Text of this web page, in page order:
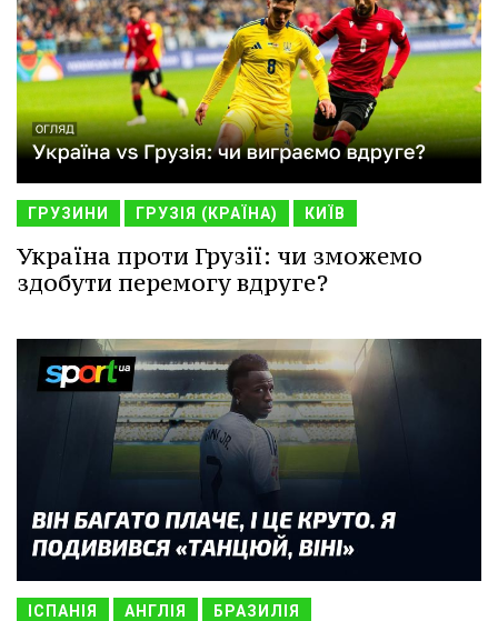
ГРУЗИНИ ГРУЗІЯ (КРАЇНА) КИЇВ
Україна проти Грузії: чи зможемо
здобути перемогу вдруге?
ІСПАНІЯ АНГЛІЯ БРАЗИЛІЯ